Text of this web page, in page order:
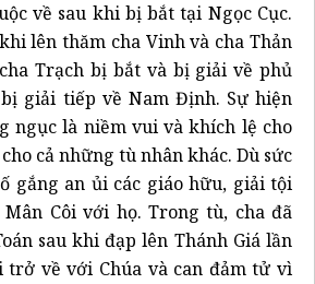
về sau khi bị bắt tại Ngọc Cục.
lên thăm cha Vinh và cha Thản
Trạch bị bắt và bị giải về phủ
giải tiếp về Nam Định. Sự hiện
ngục là niềm vui và khích lệ cho
cả những tù nhân khác. Dù sức
gắng an ủi các giáo hữu, giải tội
Côi với họ. Trong tù, cha đã
sau khi đạp lên Thánh Giá lần
trở về với Chúa và can đảm tử vì